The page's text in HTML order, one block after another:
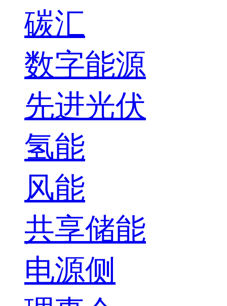
碳汇
数字能源
先进光伏
氢能
风能
共享储能
电源侧